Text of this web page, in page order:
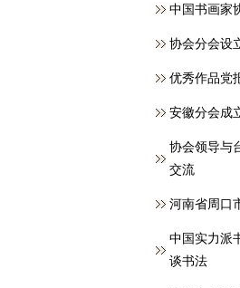
中国书画家
协会分会设
优秀作品党
安徽分会成
协会领导与
交流
河南省周口
中国实力派
谈书法